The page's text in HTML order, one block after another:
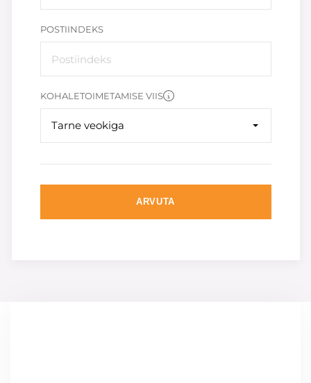
POSTIINDEKS
KOHALETOIMETAMISE VIIS
Tarne veokiga
ARVUTA